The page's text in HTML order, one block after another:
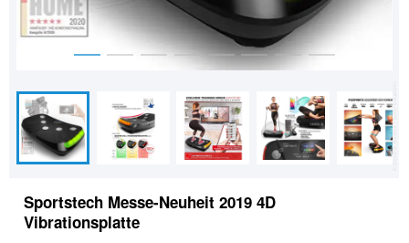
Sportstech Messe-Neuheit 2019 4D
Vibrationsplatte